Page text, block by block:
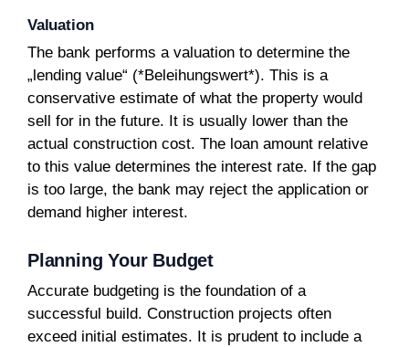
Valuation
The bank performs a valuation to determine the
„lending value“ (*Beleihungswert*). This is a
conservative estimate of what the property would
sell for in the future. It is usually lower than the
actual construction cost. The loan amount relative
to this value determines the interest rate. If the gap
is too large, the bank may reject the application or
demand higher interest.
Planning Your Budget
Accurate budgeting is the foundation of a
successful build. Construction projects often
exceed initial estimates. It is prudent to include a